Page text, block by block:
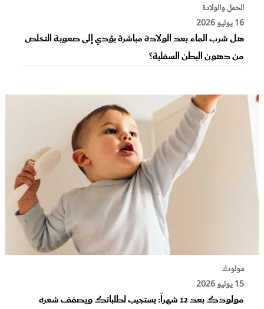
الحمل والولادة
16 يوليو 2026
هل شرب الماء بعد الولادة مباشرة يؤدي إلى صعوبة التخلص
من دهون البطن السفلية؟
مولودك
15 يوليو 2026
مولودك بعد 12 شهراً: يستجيب لطلباتك ويصفف شعره